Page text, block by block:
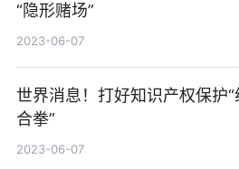
“隐形赌场”
2023-06-07
世界消息！打好知识产权保护“
合拳”
2023-06-07